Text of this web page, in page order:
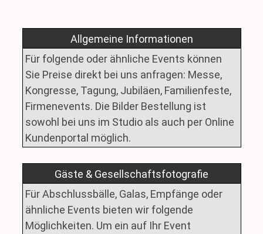
Allgemeine Informationen
Für folgende oder ähnliche Events können
Sie Preise direkt bei uns anfragen: Messe,
Kongresse, Tagung, Jubiläen, Familienfeste,
Firmenevents. Die Bilder Bestellung ist
sowohl bei uns im Studio als auch per Online
Kundenportal möglich.
Gäste & Gesellschaftsfotografie
Für Abschlussbälle, Galas, Empfänge oder
ähnliche Events bieten wir folgende
Möglichkeiten. Um ein auf Ihr Event